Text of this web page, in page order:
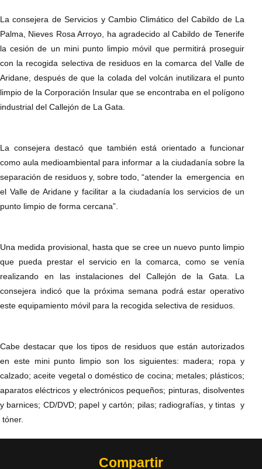
La consejera de Servicios y Cambio Climático del Cabildo de La
Palma, Nieves Rosa Arroyo, ha agradecido al Cabildo de Tenerife
la cesión de un mini punto limpio móvil que permitirá proseguir
con la recogida selectiva de residuos en la comarca del Valle de
Aridane, después de que la colada del volcán inutilizara el punto
limpio de la Corporación Insular que se encontraba en el polígono
industrial del Callejón de La Gata.
La consejera destacó que también está orientado a funcionar
como aula medioambiental para informar a la ciudadanía sobre la
separación de residuos y, sobre todo, “atender la emergencia en
el Valle de Aridane y facilitar a la ciudadanía los servicios de un
punto limpio de forma cercana”.
Una medida provisional, hasta que se cree un nuevo punto limpio
que pueda prestar el servicio en la comarca, como se venía
realizando en las instalaciones del Callejón de la Gata. La
consejera indicó que la próxima semana podrá estar operativo
este equipamiento móvil para la recogida selectiva de residuos.
Cabe destacar que los tipos de residuos que están autorizados
en este mini punto limpio son los siguientes: madera; ropa y
calzado; aceite vegetal o doméstico de cocina; metales; plásticos;
aparatos eléctricos y electrónicos pequeños; pinturas, disolventes
y barnices; CD/DVD; papel y cartón; pilas; radiografías, y tintas y
tóner.
Compartir